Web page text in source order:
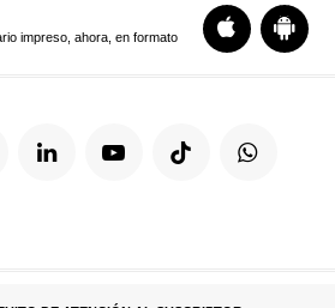
impreso, ahora, en formato